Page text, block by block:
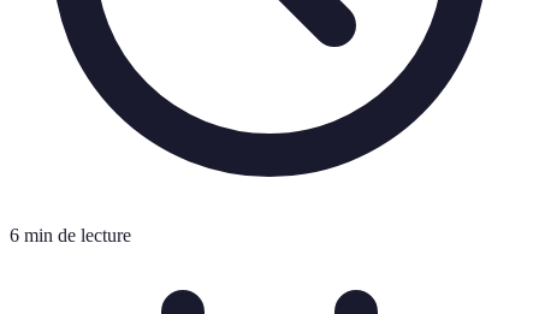
6 min de lecture